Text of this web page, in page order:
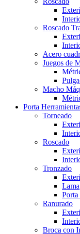
Roscado
Acero
Juegos de
Macho
Porta
Torneado
Roscado
Tronzado
Lama
Ranurado
Broca con